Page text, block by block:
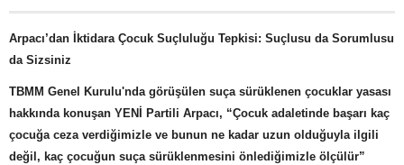
Arpacı’dan İktidara Çocuk Suçluluğu Tepkisi: Suçlusu da Sorumlusu
da Sizsiniz
TBMM Genel Kurulu'nda görüşülen suça sürüklenen çocuklar yasası
hakkında konuşan YENİ Partili Arpacı, “Çocuk adaletinde başarı kaç
çocuğa ceza verdiğimizle ve bunun ne kadar uzun olduğuyla ilgili
değil, kaç çocuğun suça sürüklenmesini önlediğimizle ölçülür”